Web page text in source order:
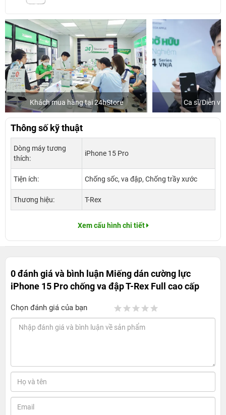
Khách mua hàng tại 24hStore Ca sĩ/Diễn
Thông số kỹ thuật
Dòng máy tương
thích:
iPhone 15 Pro
Tiện ích: Chống sốc, va đập, Chống trầy xước
Thương hiệu: T-Rex
Xem cấu hình chi tiết
0 đánh giá và bình luận Miếng dán cường lực
iPhone 15 Pro chống va đập T-Rex Full cao cấp
Chọn đánh giá của bạn